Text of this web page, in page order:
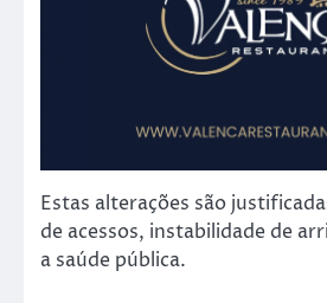
Estas alterações são
de acessos, instabilidade de
a saúde pública.